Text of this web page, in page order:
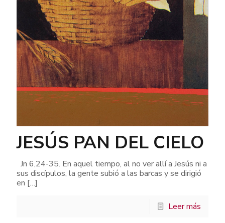
JESÚS PAN DEL CIELO
Jn 6,24-35. En aquel tiempo, al no ver allí a Jesús ni a
sus discípulos, la gente subió a las barcas y se dirigió
en […]
Leer más